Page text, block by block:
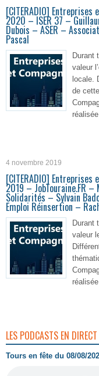
[CITERADIO] Entreprises
2020 – ISER 37 –
Dubois – ASER –
Pascal
Durant
valeur
locale.
de
4 novembre 2019
[CITERADIO]
2019 – JobTouraine.FR
Solidarités – Sylvain
Emploi Réinsertion –
Durant
valeur
LES PODCASTS EN
Tours en fête du 08/08/